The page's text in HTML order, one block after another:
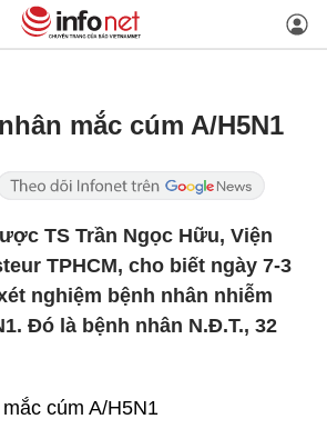
mắc cúm A/H5N1
TS Trần Ngọc Hữu, Viện
TPHCM, cho biết ngày 7-3
nghiệm bệnh nhân nhiễm
Đó là bệnh nhân N.Đ.T., 32
cúm A/H5N1